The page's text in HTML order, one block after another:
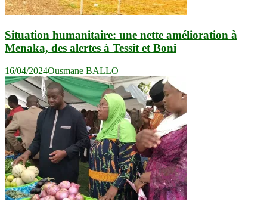
Situation humanitaire: une nette amélioration à
Menaka, des alertes à Tessit et Boni
16/04/2024Ousmane BALLO